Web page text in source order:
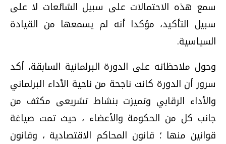
سمع هذه الاحتمالات على سبيل الشائعات لا على
سبيل التأكيد، مؤكدا أنه لم يسمعها من القيادة
السياسية.
وحول ملاحظاته على الدورة البرلمانية السابقة، أكد
سرور أن الدورة كانت ناجحة من ناحية الأداء البرلماني
والأداء الرقابي وتميزت بنشاط تشريعى مكثف من
جانب كل من الحكومة والأعضاء ، حيث تمت صياغة
قوانين منها ؛ قانون المحاكم الاقتصادية ، وقانون